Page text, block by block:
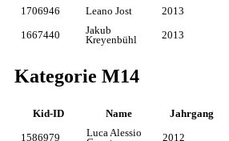
1706946
Leano Jost 2013
1667440
Jakub
Kreyenbühl
2013
Kategorie M14
Kid-ID Name Jahrgang
1586979
Luca Alessio
2012